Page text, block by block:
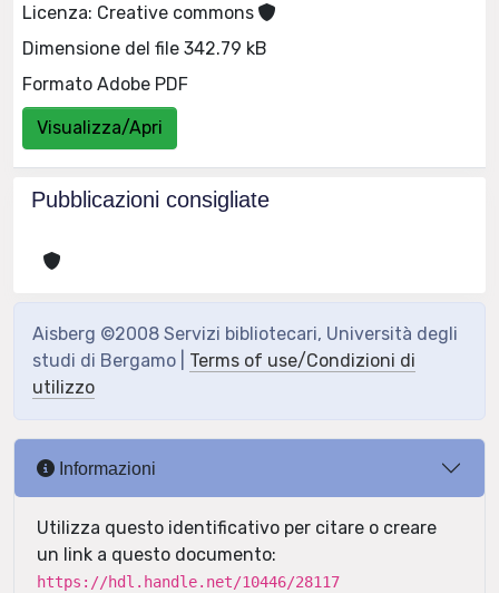
Licenza: Creative commons
Dimensione del file 342.79 kB
Formato Adobe PDF
Visualizza/Apri
Pubblicazioni consigliate
Aisberg ©2008 Servizi bibliotecari, Università degli
studi di Bergamo | Terms of use/Condizioni di
utilizzo
Informazioni
Utilizza questo identificativo per citare o creare
un link a questo documento:
https://hdl.handle.net/10446/28117